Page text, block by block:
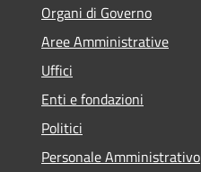
Organi di Governo
Aree Amministrative
Uffici
Enti e fondazioni
Politici
Personale Amministrativo